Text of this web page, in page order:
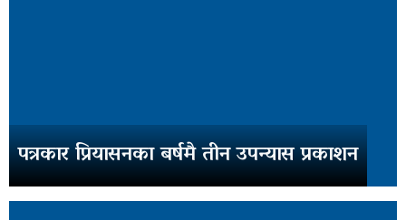
पत्रकार प्रियासनका बर्षमै तीन उपन्यास प्रकाशन